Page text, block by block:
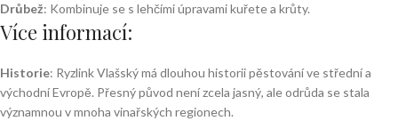
Drůbež: Kombinuje se s lehčími úpravami kuřete a krůty.
Více informací:
Historie: Ryzlink Vlašský má dlouhou historii pěstování ve střední a
východní Evropě. Přesný původ není zcela jasný, ale odrůda se stala
významnou v mnoha vinařských regionech.